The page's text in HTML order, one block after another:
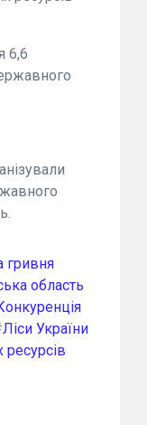
6,6
гривня
область
Ліси України